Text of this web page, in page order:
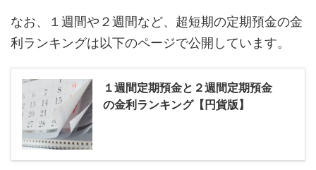
なお、１週間や２週間など、超短期の定期預金の金
利ランキングは以下のページで公開しています。
１週間定期預金と２週間定期預金
の金利ランキング【円貨版】